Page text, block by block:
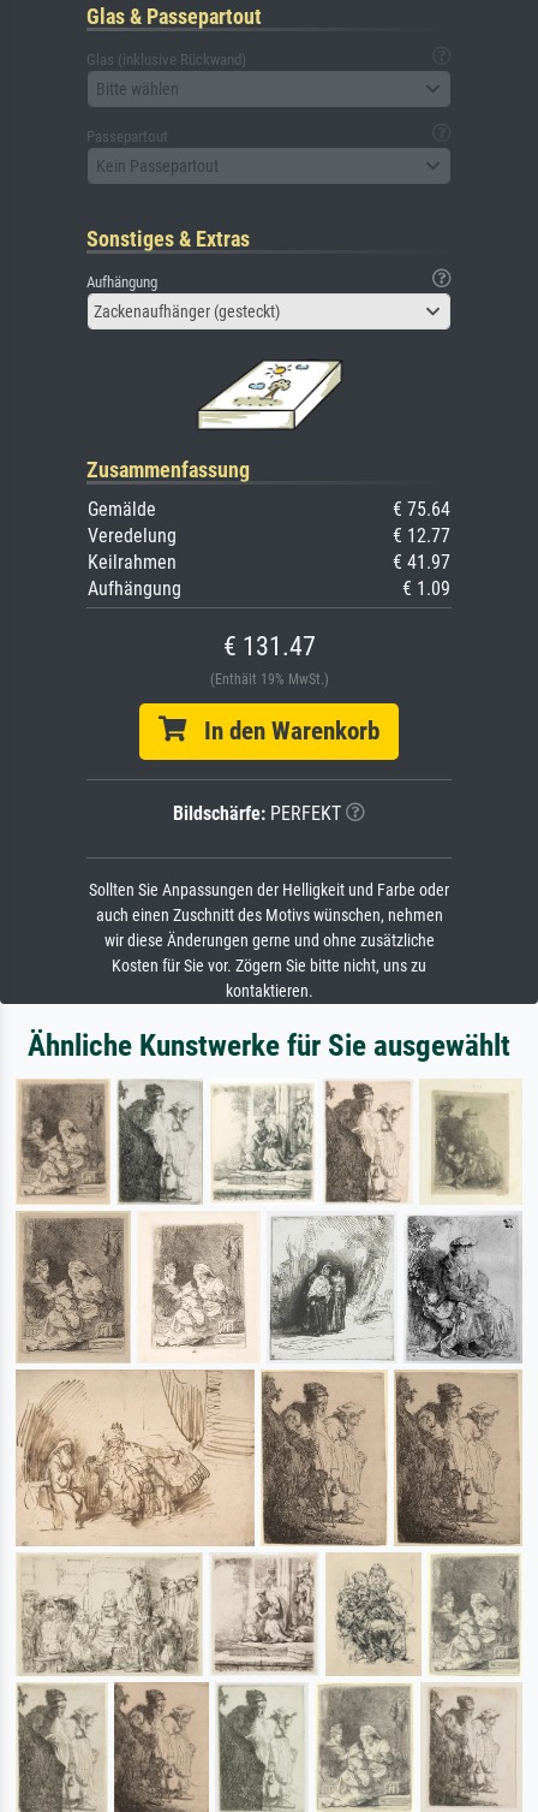
Glas & Passepartout
Glas (inklusive Rückwand)
Bitte wählen
Passepartout
Kein Passepartout
Sonstiges & Extras
Aufhängung
Zackenaufhänger (gesteckt)
Zusammenfassung
Gemälde
€ 75.64
Veredelung
€ 12.77
Keilrahmen
€ 41.97
Aufhängung
€ 1.09
€ 131.47
(Enthält 19% MwSt.)
In den Warenkorb
Bildschärfe: PERFEKT
Sollten Sie Anpassungen der Helligkeit und Farbe oder
auch einen Zuschnitt des Motivs wünschen, nehmen
wir diese Änderungen gerne und ohne zusätzliche
Kosten für Sie vor. Zögern Sie bitte nicht, uns zu
kontaktieren.
Ähnliche Kunstwerke für Sie ausgewählt